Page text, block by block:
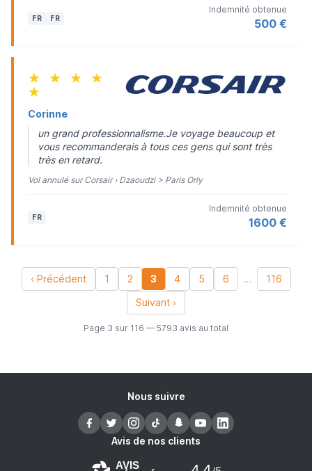
FR FR
Indemnité obtenue
500 €
★ ★ ★ ★
★
Corinne
un grand professionnalisme.Je voyage beaucoup et
vous recommanderais à tous ces gens qui sont très
très en retard.
Vol annulé sur Corsair › Dzaoudzi > Paris Orly
FR
Indemnité obtenue
1600 €
‹ Précédent 1 2 3 4 5 6 …
116
Suivant ›
Page 3 sur 116 — 5793 avis au total
Nous suivre
Avis de nos clients
AVIS